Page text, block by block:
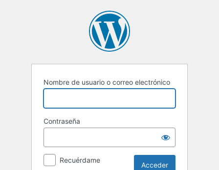
Nombre de usuario o correo electrónico
Contraseña
Recuérdame